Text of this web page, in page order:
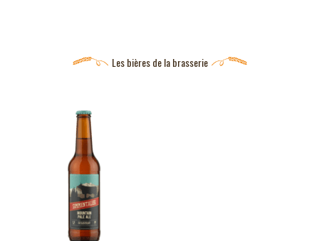
Les bières de la brasserie